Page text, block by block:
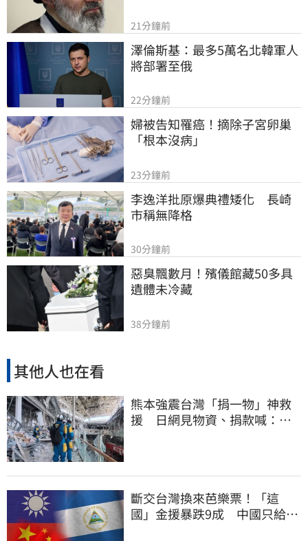
21分鐘前
澤倫斯基：最多5萬名北韓軍人
將部署至俄
22分鐘前
婦被告知罹癌！摘除子宮卵巢
「根本沒病」
23分鐘前
李逸洋批原爆典禮矮化　長崎
市稱無降格
30分鐘前
惡臭飄數月！殯儀館藏50多具
遺體未冷藏
38分鐘前
其他人也在看
熊本強震台灣「捐一物」神救
援 日網見物資、捐款喊：給
斷交台灣換來芭樂票！「這
國」金援暴跌9成 中國只給26